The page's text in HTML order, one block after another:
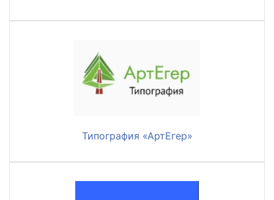
Типография «АртЕгер»